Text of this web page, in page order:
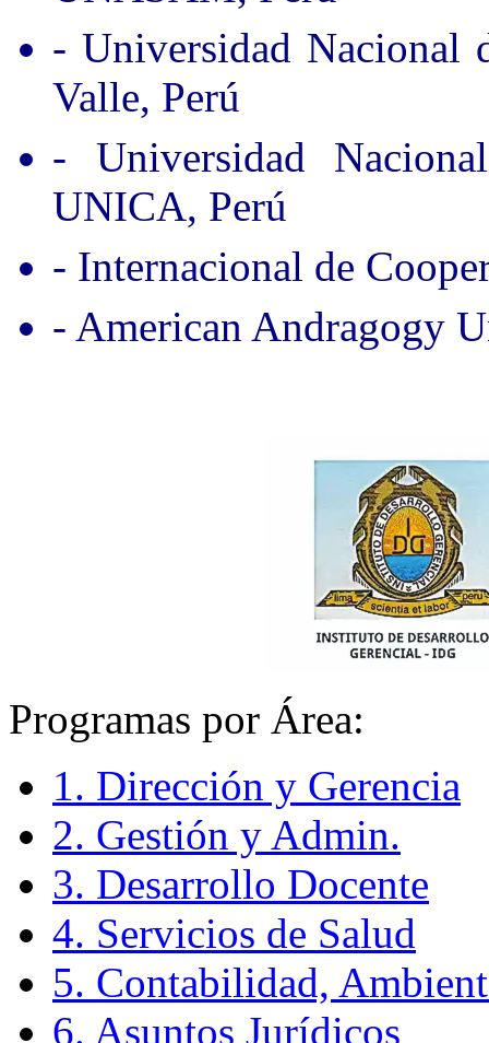
- Universidad Nacional
Valle, Perú
- Universidad
UNICA, Perú
- Internacional de
- American Andragogy
Programas por Área:
1. Dirección y Gerencia
2. Gestión y Admin.
3. Desarrollo Docente
4. Servicios de Salud
5. Contabilidad,
6. Asuntos Jurídicos